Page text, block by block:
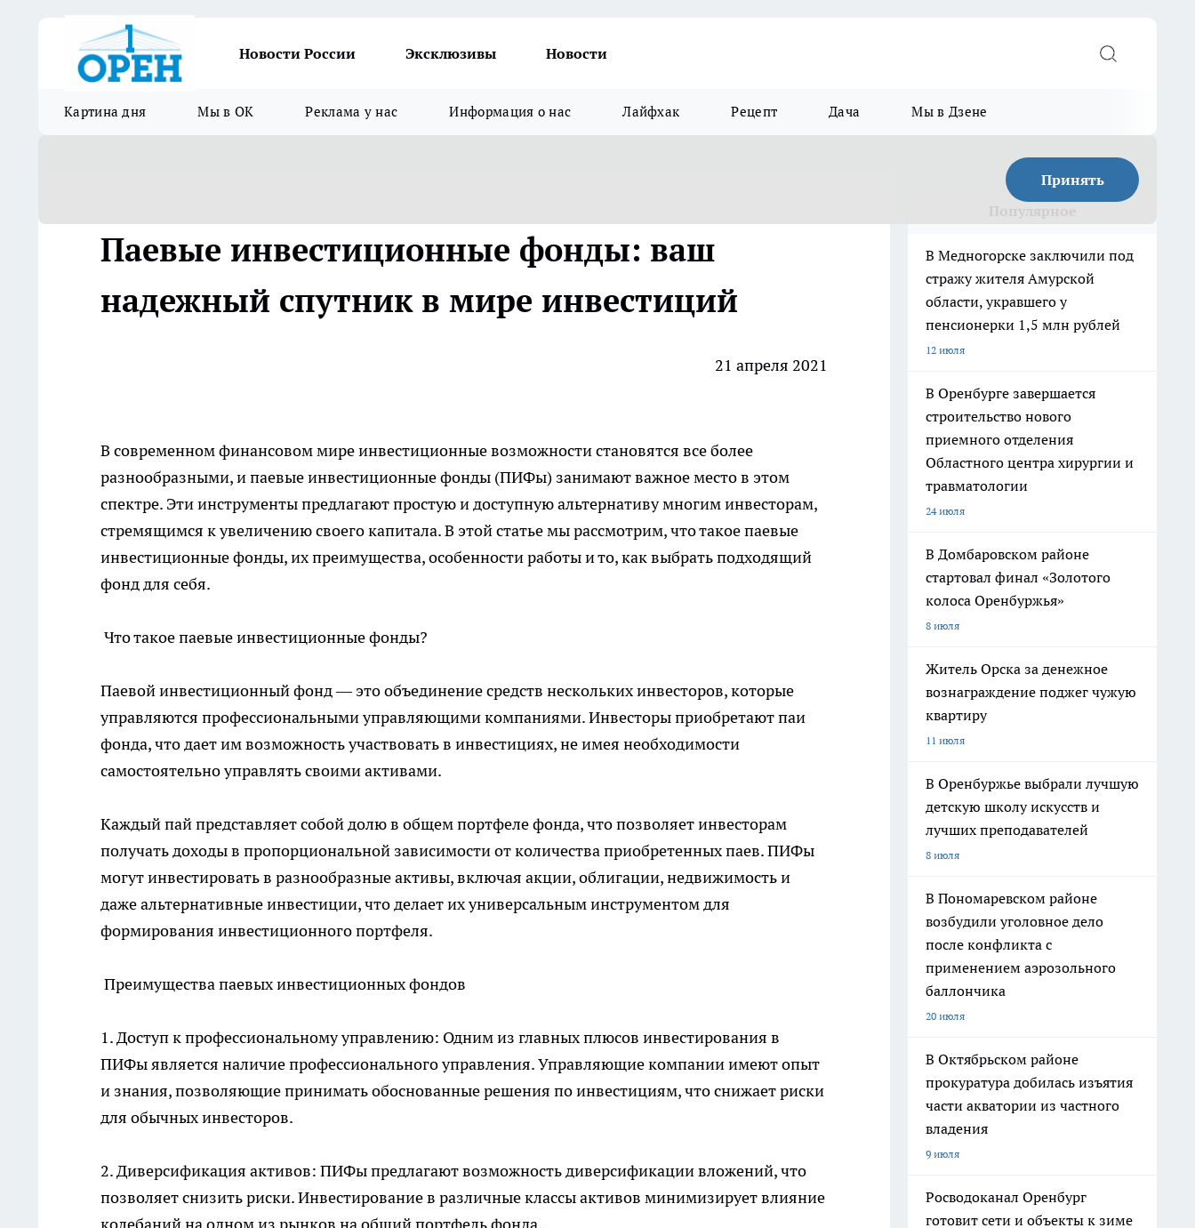
Новости России Эксклюзивы Новости
Картина дня Мы в ОК Реклама у нас Информация о нас Лайфхак Рецепт Дача Мы в Дзене
Принять
Паевые инвестиционные фонды: ваш
надежный спутник в мире инвестиций
21 апреля 2021
В современном финансовом мире инвестиционные возможности становятся все более
разнообразными, и паевые инвестиционные фонды (ПИФы) занимают важное место в этом
спектре. Эти инструменты предлагают простую и доступную альтернативу многим инвесторам,
стремящимся к увеличению своего капитала. В этой статье мы рассмотрим, что такое паевые
инвестиционные фонды, их преимущества, особенности работы и то, как выбрать подходящий
фонд для себя.
Что такое паевые инвестиционные фонды?
Паевой инвестиционный фонд — это объединение средств нескольких инвесторов, которые
управляются профессиональными управляющими компаниями. Инвесторы приобретают паи
фонда, что дает им возможность участвовать в инвестициях, не имея необходимости
самостоятельно управлять своими активами.
Каждый пай представляет собой долю в общем портфеле фонда, что позволяет инвесторам
получать доходы в пропорциональной зависимости от количества приобретенных паев. ПИФы
могут инвестировать в разнообразные активы, включая акции, облигации, недвижимость и
даже альтернативные инвестиции, что делает их универсальным инструментом для
формирования инвестиционного портфеля.
Преимущества паевых инвестиционных фондов
1. Доступ к профессиональному управлению: Одним из главных плюсов инвестирования в
ПИФы является наличие профессионального управления. Управляющие компании имеют опыт
и знания, позволяющие принимать обоснованные решения по инвестициям, что снижает риски
для обычных инвесторов.
2. Диверсификация активов: ПИФы предлагают возможность диверсификации вложений, что
позволяет снизить риски. Инвестирование в различные классы активов минимизирует влияние
В Медногорске заключили под
стражу жителя Амурской
области, укравшего у
пенсионерки 1,5 млн рублей
12 июля
В Оренбурге завершается
строительство нового
приемного отделения
Областного центра хирургии и
травматологии
24 июля
В Домбаровском районе
стартовал финал «Золотого
колоса Оренбуржья»
8 июля
Житель Орска за денежное
вознаграждение поджег чужую
квартиру
11 июля
В Оренбуржье выбрали лучшую
детскую школу искусств и
лучших преподавателей
8 июля
В Пономаревском районе
возбудили уголовное дело
после конфликта с
применением аэрозольного
баллончика
20 июля
В Октябрьском районе
прокуратура добилась изъятия
части акватории из частного
владения
9 июля
Росводоканал Оренбург
готовит сети и объекты к зиме